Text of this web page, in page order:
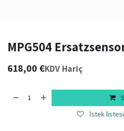
MPG504
618,00 €KDV Hariç
İstek